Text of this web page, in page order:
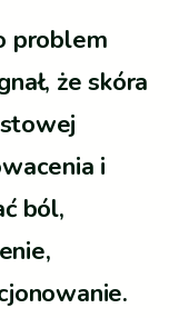
problem
że skóra
i
ból,